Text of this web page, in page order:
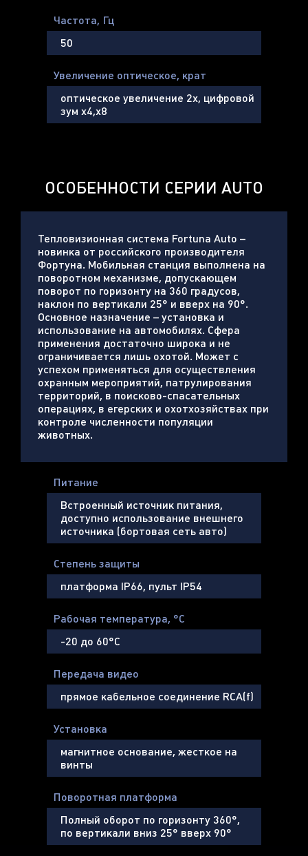
Частота, Гц
50
Увеличение оптическое, крат
оптическое увеличение 2х, цифровой
зум х4,х8
ОСОБЕННОСТИ СЕРИИ AUTO
Тепловизионная система Fortuna Auto –
новинка от российского производителя
Фортуна. Мобильная станция выполнена на
поворотном механизме, допускающем
поворот по горизонту на 360 градусов,
наклон по вертикали 25° и вверх на 90°.
Основное назначение – установка и
использование на автомобилях. Сфера
применения достаточно широка и не
ограничивается лишь охотой. Может с
успехом применяться для осуществления
охранным мероприятий, патрулирования
территорий, в поисково-спасательных
операциях, в егерских и охотхозяйствах при
контроле численности популяции
животных.
Питание
Встроенный источник питания,
доступно использование внешнего
источника (бортовая сеть авто)
Степень защиты
платформа IP66, пульт IP54
Рабочая температура, °С
-20 до 60°С
Передача видео
прямое кабельное соединение RCA(f)
Установка
магнитное основание, жесткое на
винты
Поворотная платформа
Полный оборот по горизонту 360°,
по вертикали вниз 25° вверх 90°